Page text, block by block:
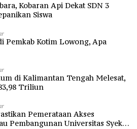
Kobaran Api Dekat SDN 3
Siswa
Pemkab Kotim Lowong, Apa
di Kalimantan Tengah Melesat,
Triliun
Pemerataan Akses
Pembangunan Universitas Syekh